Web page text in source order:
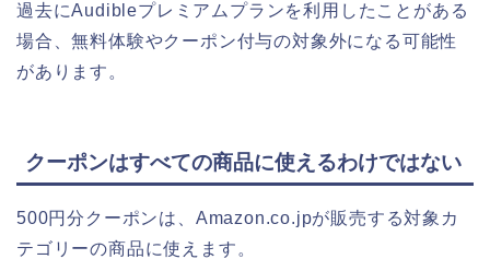
過去にAudibleプレミアムプランを利用したことがある
場合、無料体験やクーポン付与の対象外になる可能性
があります。
クーポンはすべての商品に使えるわけではない
500円分クーポンは、Amazon.co.jpが販売する対象カ
テゴリーの商品に使えます。